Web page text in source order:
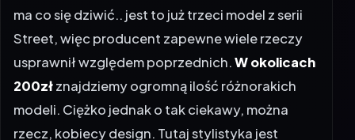
ma co się dziwić.. jest to już trzeci model z serii
Street, więc producent zapewne wiele rzeczy
usprawnił względem poprzednich.W okolicach
200złznajdziemy ogromną ilość różnorakich
modeli. Ciężko jednak o tak ciekawy, można
rzecz, kobiecy design. Tutaj stylistyka jest